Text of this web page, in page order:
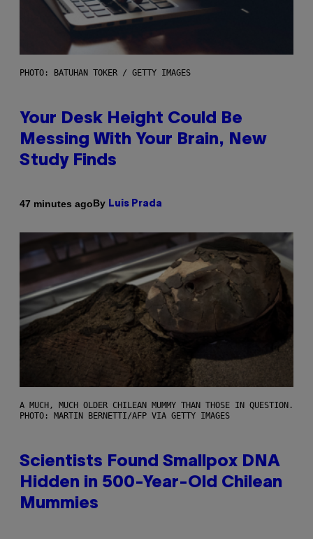
PHOTO: BATUHAN TOKER / GETTY IMAGES
Your Desk Height Could Be
Messing With Your Brain, New
Study Finds
47 minutes agoBy Luis Prada
A MUCH, MUCH OLDER CHILEAN MUMMY THAN THOSE IN QUESTION.
PHOTO: MARTIN BERNETTI/AFP VIA GETTY IMAGES
Scientists Found Smallpox DNA
Hidden in 500-Year-Old Chilean
Mummies